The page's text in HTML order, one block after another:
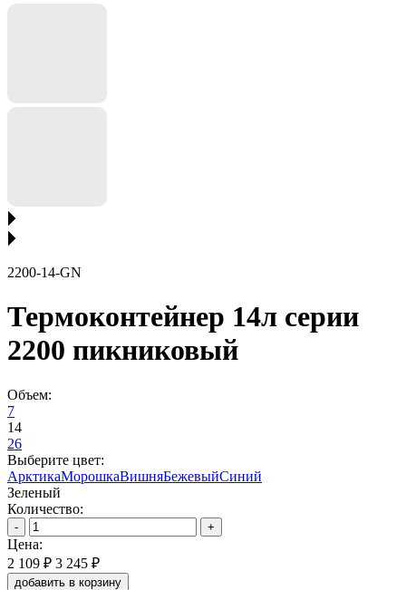
2200-14-GN
Термоконтейнер 14л серии
2200 пикниковый
Объем:
7
14
26
Выберите цвет:
АрктикаМорошкаВишняБежевыйСиний
Зеленый
Количество:
- +
Цена:
2 109 ₽ 3 245 ₽
добавить в корзину